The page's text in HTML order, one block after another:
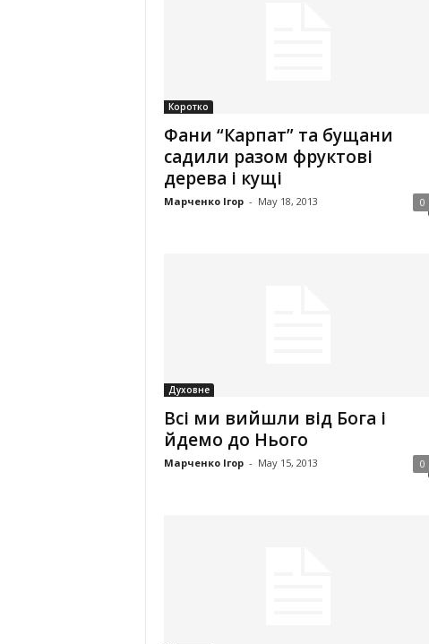
Коротко
Фани “Карпат” та бущани
садили разом фруктові
дерева і кущі
Марченко Ігор - May 18, 2013 0
Духовне
Всі ми вийшли від Бога і
йдемо до Нього
Марченко Ігор - May 15, 2013 0